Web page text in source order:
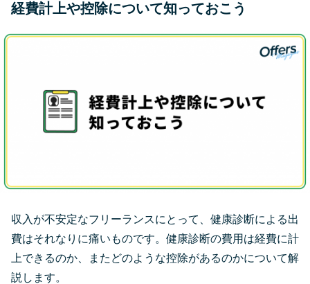
経費計上や控除について知っておこう
収入が不安定なフリーランスにとって、健康診断による出
費はそれなりに痛いものです。健康診断の費用は経費に計
上できるのか、またどのような控除があるのかについて解
説します。